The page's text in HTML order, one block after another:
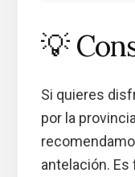
💡
Si quieres
por la
antelación. Es